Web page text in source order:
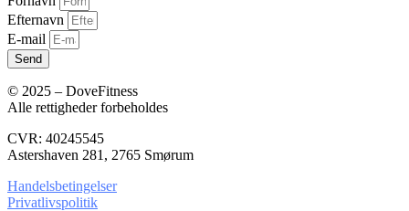
Efternavn
E-mail
Send
© 2025 – DoveFitness
Alle rettigheder forbeholdes
CVR: 40245545
Astershaven 281, 2765 Smørum
Handelsbetingelser
Privatlivspolitik